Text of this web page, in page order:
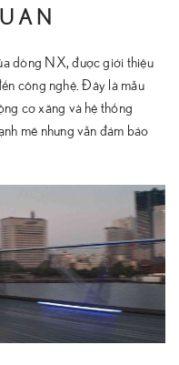
dòng NX, được giới thiệu
công nghệ. Đây là mẫu
cơ xăng và hệ thống
mẽ nhưng vẫn đảm bảo